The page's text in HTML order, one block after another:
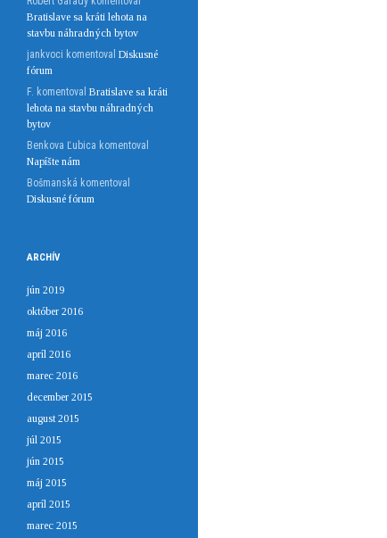
Bratislave sa kráti lehota na
stavbu náhradných bytov
jankvoci komentoval Diskusné
fórum
F. komentoval Bratislave sa kráti
lehota na stavbu náhradných
bytov
Benkova Ľubica komentoval
Napíšte nám
Bošmanská komentoval
Diskusné fórum
ARCHÍV
jún 2019
október 2016
máj 2016
apríl 2016
marec 2016
december 2015
august 2015
júl 2015
jún 2015
máj 2015
apríl 2015
marec 2015